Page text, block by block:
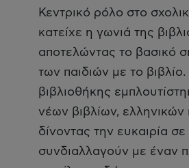
Κεντρικό ρόλο στο
κατείχε η γωνιά της
αποτελώντας το βασικό
των παιδιών με το
βιβλιοθήκης
νέων βιβλίων,
δίνοντας την ευκαιρία
συνδιαλλαγούν με έναν